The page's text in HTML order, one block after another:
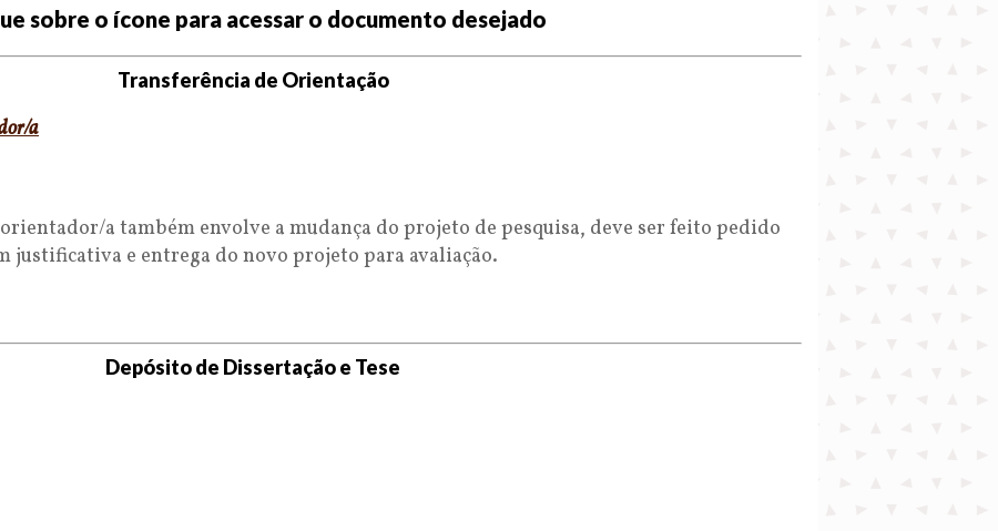
sobre o ícone para acessar o documento desejado
Transferência de Orientação
a
a também envolve a mudança do projeto de pesquisa, deve ser feito pedido
justificativa e entrega do novo projeto para avaliação.
Depósito de Dissertação e Tese